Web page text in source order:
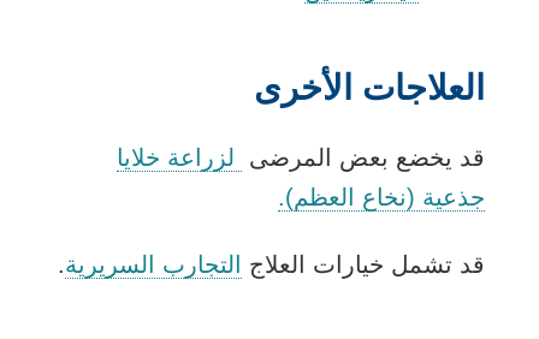
العلاجات الأخرى
قد يخضع بعض المرضى
لزراعة خلايا
جذعية (نخاع العظم).
قد تشمل خيارات العلاج التجارب السريرية.